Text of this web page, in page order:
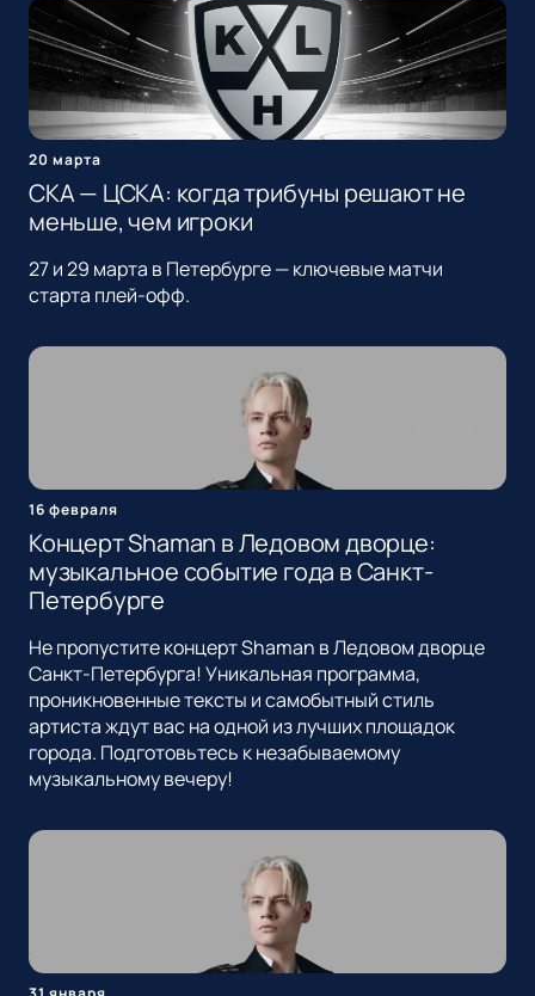
20 марта
СКА — ЦСКА: когда трибуны решают не
меньше, чем игроки
27 и 29 марта в Петербурге — ключевые матчи
старта плей-офф.
16 февраля
Концерт Shaman в Ледовом дворце:
музыкальное событие года в Санкт-
Петербурге
Не пропустите концерт Shaman в Ледовом дворце
Санкт-Петербурга! Уникальная программа,
проникновенные тексты и самобытный стиль
артиста ждут вас на одной из лучших площадок
города. Подготовьтесь к незабываемому
музыкальному вечеру!